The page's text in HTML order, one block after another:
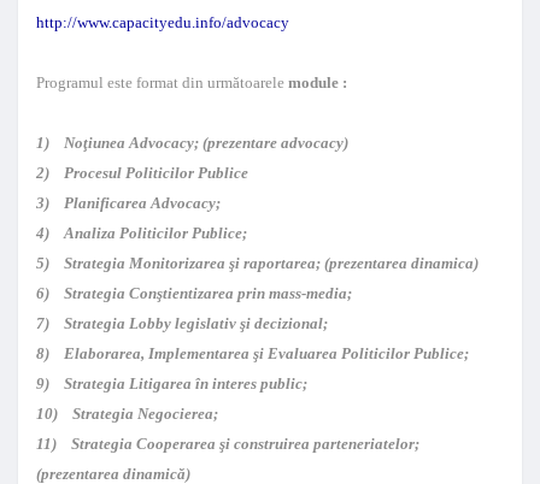
http://www.capacityedu.info/advocacy
Programul este format din următoarele module :
1) Noţiunea Advocacy; (prezentare advocacy)
2) Procesul Politicilor Publice
3) Planificarea Advocacy;
4) Analiza Politicilor Publice;
5) Strategia Monitorizarea şi raportarea; (prezentarea dinamica)
6) Strategia Conştientizarea prin mass-media;
7) Strategia Lobby legislativ şi decizional;
8) Elaborarea, Implementarea şi Evaluarea Politicilor Publice;
9) Strategia Litigarea în interes public;
10) Strategia Negocierea;
11) Strategia Cooperarea şi construirea parteneriatelor;
(prezentarea dinamică)